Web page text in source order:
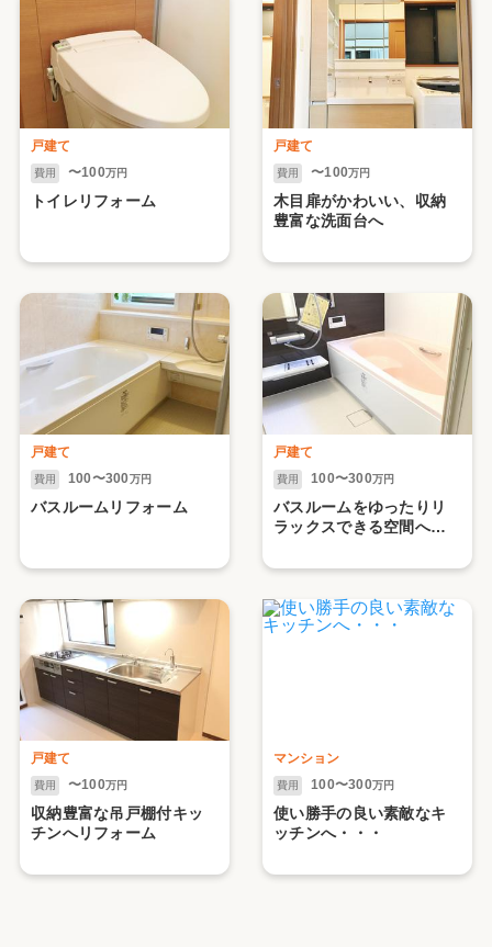
戸建て
費用 〜100万円
トイレリフォーム
戸建て
費用 〜100万円
木目扉がかわいい、収納
豊富な洗面台へ
戸建て
費用 100〜300万円
バスルームリフォーム
戸建て
費用 100〜300万円
バスルームをゆったりリ
ラックスできる空間へリ
戸建て
費用 〜100万円
収納豊富な吊戸棚付キッ
チンへリフォーム
マンション
費用 100〜300万円
使い勝手の良い素敵なキ
ッチンへ・・・